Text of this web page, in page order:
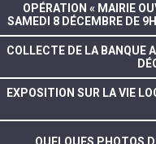
OPÉRATION « MAIRIE OUVERTE » : LE
SAMEDI 8 DÉCEMBRE DE
COLLECTE DE LA BANQUE
EXPOSITION SUR LA VIE